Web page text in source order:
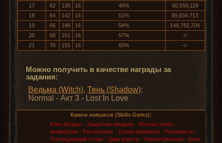
17
62 138 16 48%
50,550,118
18
64 142 16 51%
89,834,713
19
66 146 16 54%
146,782,704
20
68 151 16 57%
-/-
21
70 155 16 60% -/-
Можно получить в качестве награды за
задания:
Ведьма (Witch), Тень (Shadow):
Normal - Акт 3 - Lost In Love
Камни навыков (Skills Gems):
Клич бездны · Защитник предков· Жгучая злоба·
Аниматрон· Рассечение· Тотем-приманка· Решимость·
Поглощающий тотем · Удар власти· Землетрясение· Клич